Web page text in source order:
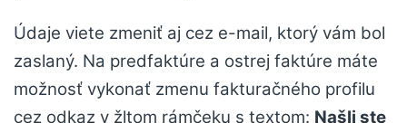
Údaje viete zmeniť aj cez e-mail, ktorý vám bol
zaslaný. Na predfaktúre a ostrej faktúre máte
možnosť vykonať zmenu fakturačného profilu
cez odkaz v žltom rámčeku s textom: Našli ste